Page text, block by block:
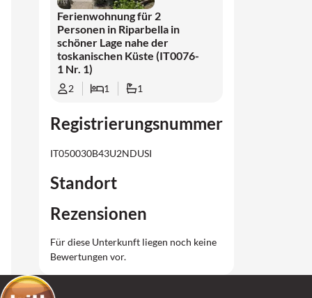
Ferienwohnung für 2
Personen in Riparbella in
schöner Lage nahe der
toskanischen Küste (IT0076-
1 Nr. 1)
2 1 1
Registrierungsnummer
IT050030B43U2NDUSI
Standort
Rezensionen
Für diese Unterkunft liegen noch keine
Bewertungen vor.